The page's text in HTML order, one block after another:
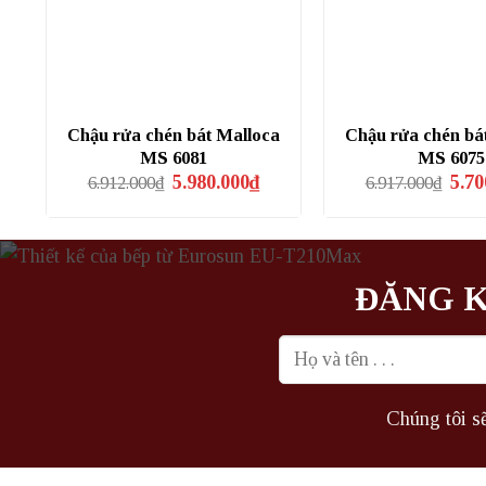
Chậu rửa chén bát Malloca
MS 6081
6.912.000₫ Giá
5.980.000₫Giá
hiện
5.980.000₫.
Chậu rửa chén
MS 6075
6.917.000₫ Giá
ĐĂNG
Chúng tôi